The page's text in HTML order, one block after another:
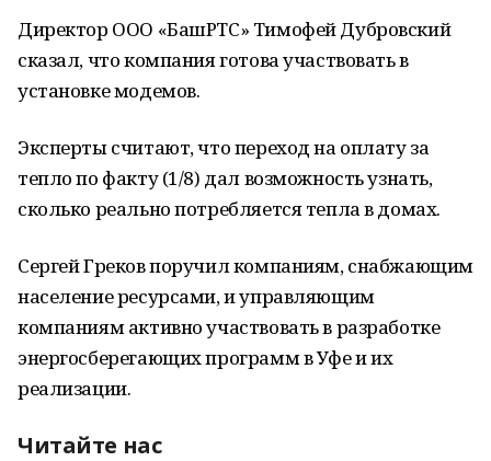
Директор ООО «БашРТС» Тимофей Дубровский
сказал, что компания готова участвовать в
установке модемов.
Эксперты считают, что переход на оплату за
тепло по факту (1/8) дал возможность узнать,
сколько реально потребляется тепла в домах.
Сергей Греков поручил компаниям, снабжающим
население ресурсами, и управляющим
компаниям активно участвовать в разработке
энергосберегающих программ в Уфе и их
реализации.
Читайте нас